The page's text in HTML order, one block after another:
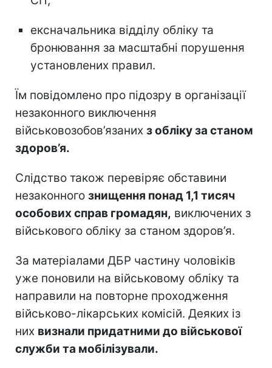
ексначальника відділу обліку та
бронювання за масштабні порушення
установлених правил.
Їм повідомлено про підозру в організації
незаконного виключення
військовозобов’язаних з обліку за станом
здоров’я.
Слідство також перевіряє обставини
незаконного знищення понад 1,1 тисяч
особових справ громадян, виключених з
військового обліку за станом здоров’я.
За матеріалами ДБР частину чоловіків
уже поновили на військовому обліку та
направили на повторне проходження
військово-лікарських комісій. Деяких із
них визнали придатними до військової
служби та мобілізували.